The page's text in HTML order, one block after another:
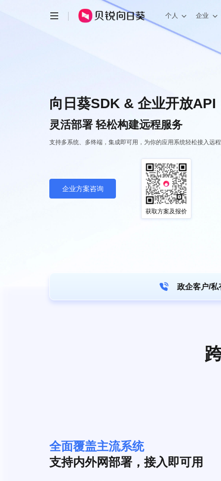
个人 企业
向日葵SDK & 企业开放API
灵活部署 轻松构建远程服务
支持多系统、多终端，集成即可用， 为你的应用系统轻松接入远
企业方案咨询
获取方案及报价
政企客户/
全面覆盖主流系统
支持内外网部署，接入即可用